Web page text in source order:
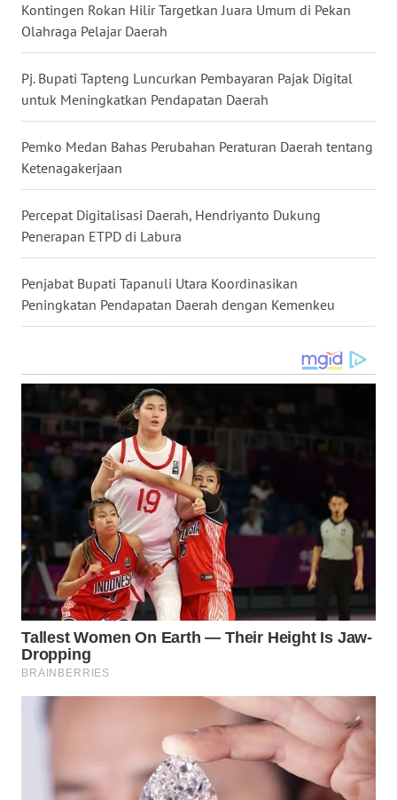
Kontingen Rokan Hilir Targetkan Juara Umum di Pekan
Olahraga Pelajar Daerah
Pj. Bupati Tapteng Luncurkan Pembayaran Pajak Digital
untuk Meningkatkan Pendapatan Daerah
Pemko Medan Bahas Perubahan Peraturan Daerah tentang
Ketenagakerjaan
Percepat Digitalisasi Daerah, Hendriyanto Dukung
Penerapan ETPD di Labura
Penjabat Bupati Tapanuli Utara Koordinasikan
Peningkatan Pendapatan Daerah dengan Kemenkeu
WN
KALTARA
WN
KALSEL
WN
KALTIM
WN
SULSEL
WN
GORONTALO
WN
MALUKU
WN
WN
DAIRI
WN
DANAU
TOBA
WN
LANGKAT